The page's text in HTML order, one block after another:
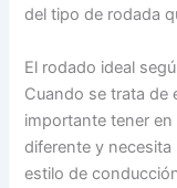
del tipo de rodada
El rodado ideal
Cuando se trata de
importante tener
diferente y
estilo de